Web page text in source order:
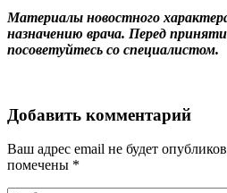
Материалы новостного
назначению врача. Перед
посоветуйтесь со специалистом.
Добавить комментарий
Ваш адрес email не будет
помечены *